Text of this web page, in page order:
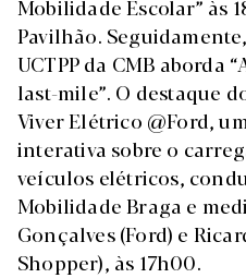
Mobilidade Escolar” às
Pavilhão.
UCTPP da CMB aborda
last-mile”. O destaque
Viver Elétrico @Ford,
interativa sobre o
veículos elétricos,
Mobilidade Braga e
Gonçalves (Ford) e
Shopper), às 17h00.